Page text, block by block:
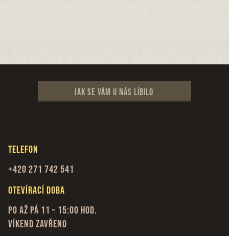
Jak se vám u nás líbilo
Telefon
+420 271 742 541
Otevírací doba
Po až Pá 11 – 15:00 hod.
Víkend zavřeno